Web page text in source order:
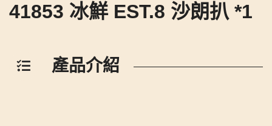
41853 冰鮮 EST.8 沙朗扒 *1
產品介紹